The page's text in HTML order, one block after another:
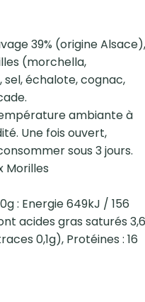
39% (origine Alsace),
(morchella,
sel, échalote, cognac,
ambiante à
Une fois ouvert,
sous 3 jours.
Morilles
: Energie 649kJ / 156
acides gras saturés 3,6
0,1g), Protéines : 16